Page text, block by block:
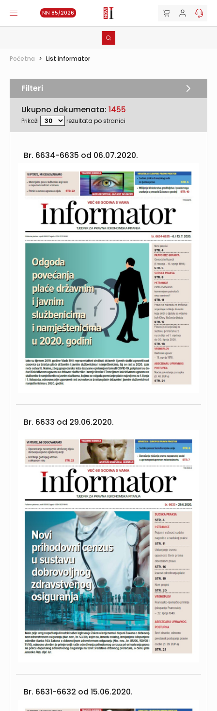
NN 85/2026
Početna > List informator
Ukupno dokumenata: 1455
Prikaži rezultata po stranici
Br. 6634-6635 od 06.07.2020.
Br. 6633 od 29.06.2020.
Br. 6631-6632 od 15.06.2020.
Filteri